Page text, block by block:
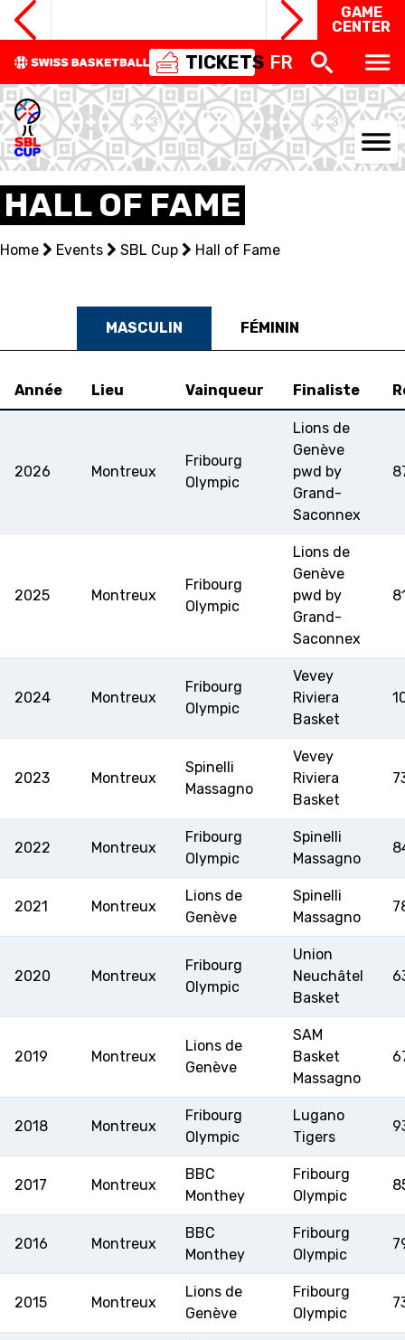
GAME
CENTER
TICKETS FR
NATIONAL TEAMS
CENTRE NATIONAL
FÉDÉRATION
BASKET EN FAUTEUIL
ROULANT
GAMES
TV
SWISS BASKETBALL
APP
STATS
ÉTHIQUE ET
HALL OF FAME
Home Events SBL Cup Hall of Fame
MASCULIN FÉMININ
Année Lieu Vainqueur Finaliste
2026 Montreux
Fribourg
Olympic
Lions de
Genève
pwd by
Grand-
Saconnex
2025 Montreux
Fribourg
Olympic
Lions de
Genève
pwd by
Grand-
Saconnex
2024 Montreux
Fribourg
Olympic
Vevey
Riviera
Basket
2023 Montreux
Spinelli
Massagno
Vevey
Riviera
Basket
2022 Montreux
Fribourg
Olympic
Spinelli
Massagno
2021 Montreux
Lions de
Genève
Spinelli
Massagno
2020 Montreux
Fribourg
Olympic
Union
Neuchâtel
Basket
2019 Montreux
Lions de
Genève
SAM
Basket
Massagno
2018 Montreux
Fribourg
Olympic
Lugano
Tigers
2017 Montreux
BBC
Monthey
Fribourg
Olympic
2016 Montreux
BBC
Monthey
Fribourg
Olympic
2015 Montreux
Lions de
Genève
Fribourg
Olympic